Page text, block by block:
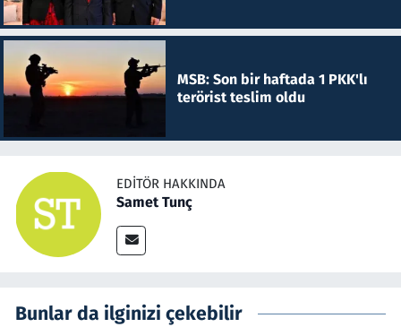
MSB: Son bir haftada 1 PKK'lı
terörist teslim oldu
EDITÖR HAKKINDA
Samet Tunç
Bunlar da ilginizi çekebilir